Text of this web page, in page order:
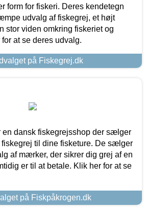
form for fiskeri. Deres kendetegn
udvalg af fiskegrej, et højt
stor viden omkring fiskeriet og
at se deres udvalg.
på Fiskegrej.dk
en dansk fiskegrejsshop der sælger
til dine fisketure. De sælger
af mærker, der sikrer dig grej af en
er til at betale. Klik her for at se
på Fiskpåkrogen.dk